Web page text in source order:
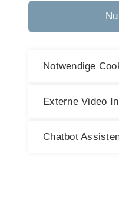
Notwendige
Externe Video
Chatbot